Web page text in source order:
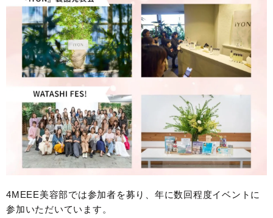
4MEEE美容部では参加者を募り、年に数回程度イベントに
参加いただいています。